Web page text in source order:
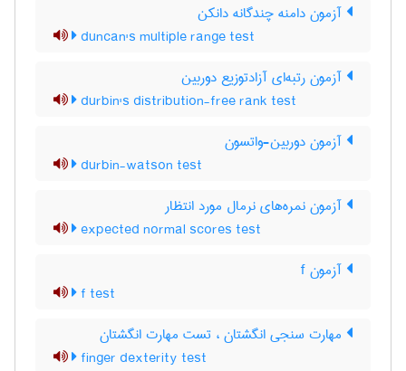
آزمون دامنه چندگانه دانکن
duncan's multiple range test
آزمون رتبه‌ای آزادتوزیع دوربین
durbin's distribution-free rank test
آزمون دوربین-واتسون
durbin-watson test
آزمون نمره‌های نرمال مورد انتظار
expected normal scores test
آزمون f
f test
مهارت سنجی انگشتان ، تست مهارت انگشتان
finger dexterity test